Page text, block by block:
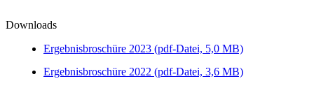
Downloads
Ergebnisbroschüre 2023 (pdf-Datei, 5,0 MB)
Ergebnisbroschüre 2022 (pdf-Datei, 3,6 MB)